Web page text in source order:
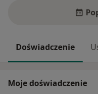
Doświadczenie
Moje doświadczenie